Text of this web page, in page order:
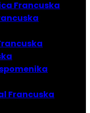
Francuska
Francuska